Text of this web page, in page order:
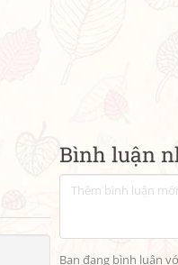
Bình luận
Bạn đang bình luận